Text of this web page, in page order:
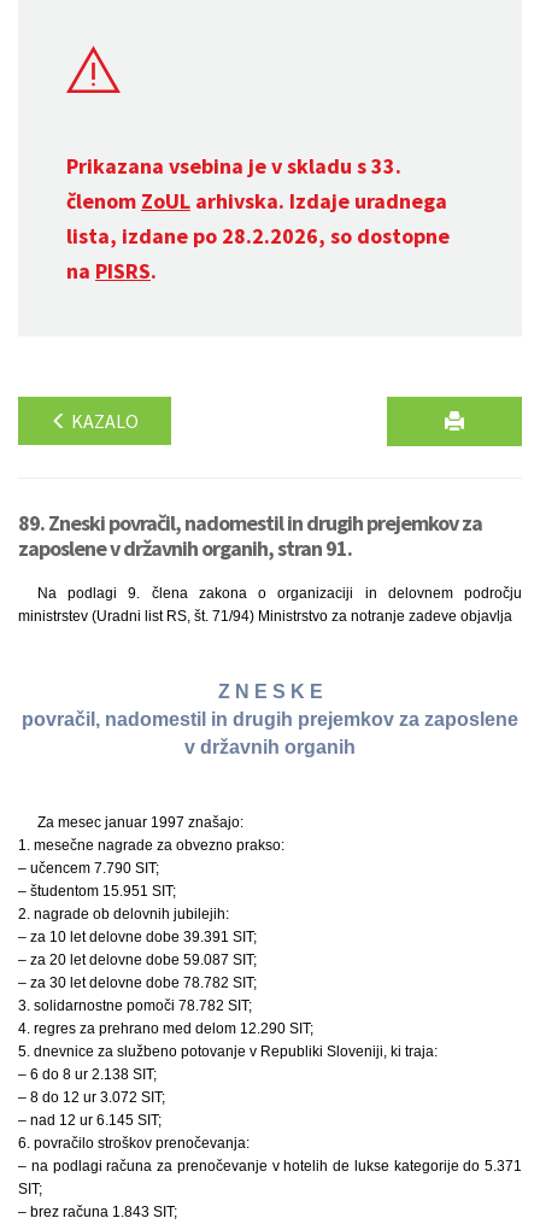
Prikazana vsebina je v skladu s 33.
členom ZoUL arhivska. Izdaje uradnega
lista, izdane po 28.2.2026, so dostopne
na PISRS.
KAZALO
89. Zneski povračil, nadomestil in drugih prejemkov za
zaposlene v državnih organih, stran 91.
Na podlagi 9. člena zakona o organizaciji in delovnem področju
ministrstev (Uradni list RS, št. 71/94) Ministrstvo za notranje zadeve objavlja
Z N E S K E
povračil, nadomestil in drugih prejemkov za zaposlene
v državnih organih
Za mesec januar 1997 znašajo:
1. mesečne nagrade za obvezno prakso:
– učencem 7.790 SIT;
– študentom 15.951 SIT;
2. nagrade ob delovnih jubilejih:
– za 10 let delovne dobe 39.391 SIT;
– za 20 let delovne dobe 59.087 SIT;
– za 30 let delovne dobe 78.782 SIT;
3. solidarnostne pomoči 78.782 SIT;
4. regres za prehrano med delom 12.290 SIT;
5. dnevnice za službeno potovanje v Republiki Sloveniji, ki traja:
– 6 do 8 ur 2.138 SIT;
– 8 do 12 ur 3.072 SIT;
– nad 12 ur 6.145 SIT;
6. povračilo stroškov prenočevanja:
– na podlagi računa za prenočevanje v hotelih de lukse kategorije do 5.371
SIT;
– brez računa 1.843 SIT;